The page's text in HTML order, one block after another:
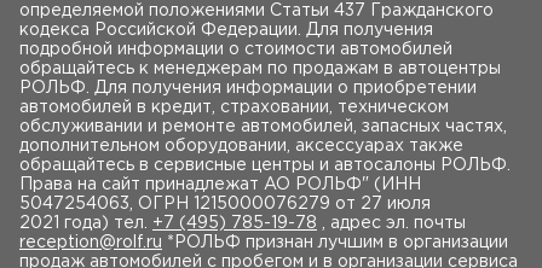
определяемой положениями Статьи 437 Гражданского
кодекса Российской Федерации. Для получения
подробной информации о стоимости автомобилей
обращайтесь к менеджерам по продажам в автоцентры
РОЛЬФ. Для получения информации о приобретении
автомобилей в кредит, страховании, техническом
обслуживании и ремонте автомобилей, запасных частях,
дополнительном оборудовании, аксессуарах также
обращайтесь в сервисные центры и автосалоны РОЛЬФ.
Права на сайт принадлежат AO РОЛЬФ" (ИНН
5047254063, ОГРН 1215000076279 от 27 июля
2021 года) тел. +7 (495) 785-19-78 , адрес эл. почты
reception@rolf.ru *РОЛЬФ признан лучшим в организации
продаж автомобилей с пробегом и в организации сервиса